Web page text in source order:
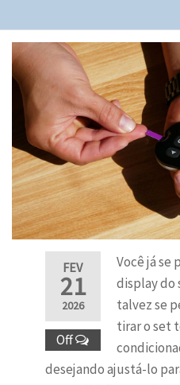
FEV
21
2026
Off
Você já se
display do
talvez se
tirar o set
desejando ajustá-lo